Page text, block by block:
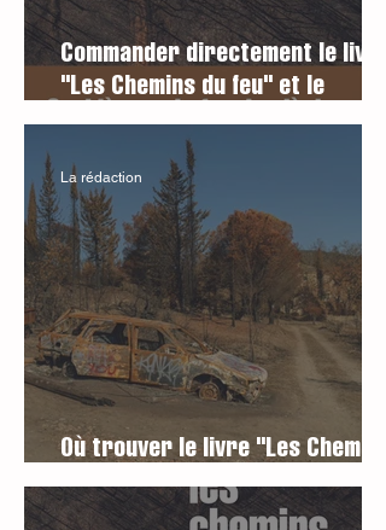
Commander directement le livre
"Les Chemins du feu" et le
recevoir chez soi
Où trouver le livre "Les Chemins
du Feu" ?
La rédaction